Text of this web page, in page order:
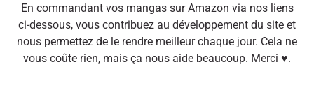
En commandant vos mangas sur Amazon via nos liens
ci-dessous, vous contribuez au développement du site et
nous permettez de le rendre meilleur chaque jour. Cela ne
vous coûte rien, mais ça nous aide beaucoup. Merci ♥.